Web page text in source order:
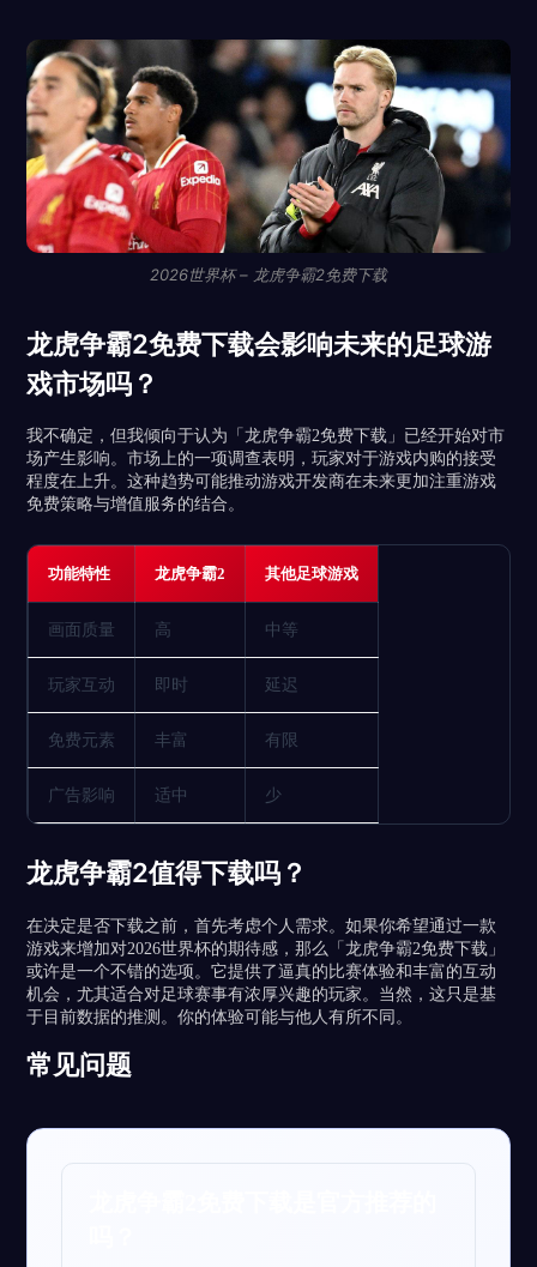
2026世界杯 – 龙虎争霸2免费下载
龙虎争霸2免费下载会影响未来的足球游
戏市场吗？
我不确定，但我倾向于认为「龙虎争霸2免费下载」已经开始对市
场产生影响。市场上的一项调查表明，玩家对于游戏内购的接受
程度在上升。这种趋势可能推动游戏开发商在未来更加注重游戏
免费策略与增值服务的结合。
功能特性 龙虎争霸2 其他足球游戏
画面质量 高 中等
玩家互动 即时 延迟
免费元素 丰富 有限
广告影响 适中 少
龙虎争霸2值得下载吗？
在决定是否下载之前，首先考虑个人需求。如果你希望通过一款
游戏来增加对2026世界杯的期待感，那么「龙虎争霸2免费下载」
或许是一个不错的选项。它提供了逼真的比赛体验和丰富的互动
机会，尤其适合对足球赛事有浓厚兴趣的玩家。当然，这只是基
于目前数据的推测。你的体验可能与他人有所不同。
常见问题